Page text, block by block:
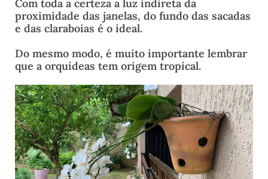
Com toda a certeza a luz indireta da
proximidade das janelas, do fundo das sacadas
e das claraboias é o ideal.
Do mesmo modo, é muito importante lembrar
que a orquídeas tem origem tropical.